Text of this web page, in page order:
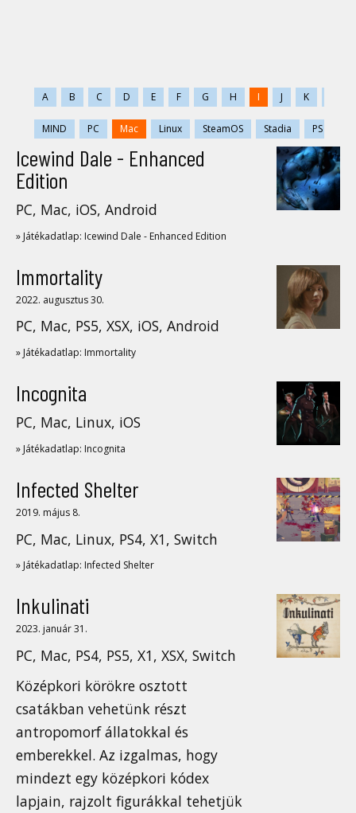
A B C D E F G H I J K
MIND PC Mac Linux SteamOS Stadia PS
Icewind Dale - Enhanced
Edition
PC, Mac, iOS, Android
» Játékadatlap: Icewind Dale - Enhanced Edition
Immortality
2022. augusztus 30.
PC, Mac, PS5, XSX, iOS, Android
» Játékadatlap: Immortality
Incognita
PC, Mac, Linux, iOS
» Játékadatlap: Incognita
Infected Shelter
2019. május 8.
PC, Mac, Linux, PS4, X1, Switch
» Játékadatlap: Infected Shelter
Inkulinati
2023. január 31.
PC, Mac, PS4, PS5, X1, XSX, Switch
Középkori körökre osztott
csatákban vehetünk részt
antropomorf állatokkal és
emberekkel. Az izgalmas, hogy
mindezt egy középkori kódex
lapjain, rajzolt figurákkal tehetjük